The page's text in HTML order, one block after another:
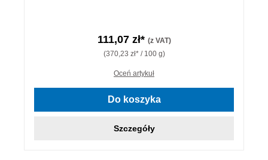
111,07 zł* (z VAT)
(370,23 zł* / 100 g)
Oceń artykuł
Do koszyka
Szczegóły